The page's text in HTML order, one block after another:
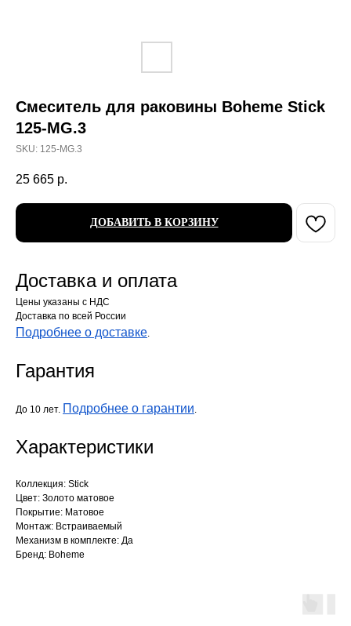
Смеситель для раковины Boheme Stick
125-MG.3
SKU: 125-MG.3
25 665 р.
ДОБАВИТЬ В КОРЗИНУ
Доставка и оплата
Цены указаны с НДС
Доставка по всей России
Подробнее о доставке.
Гарантия
До 10 лет. Подробнее о гарантии.
Характеристики
Коллекция: Stick
Цвет: Золото матовое
Покрытие: Матовое
Монтаж: Встраиваемый
Механизм в комплекте: Да
Бренд: Boheme